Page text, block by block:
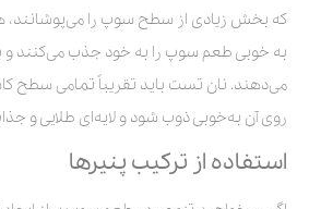
که بخش زیادی از سطح سوپ را می‌پوشانند،
به خوبی طعم سوپ را به خود جذب می‌کنند و
می‌دهند. نان تست باید تقریباً تمامی سطح
روی آن به‌خوبی ذوب شود و لایه‌ای طلایی و
استفاده از ترکیب پنیرها